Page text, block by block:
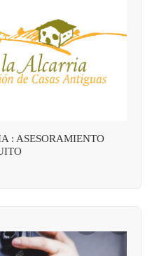
: ASESORAMIENTO